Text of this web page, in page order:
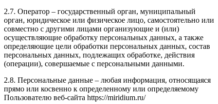
2.7. Оператор – государственный орган, муниципальный
орган, юридическое или физическое лицо, самостоятельно или
совместно с другими лицами организующие и (или)
осуществляющие обработку персональных данных, а также
определяющие цели обработки персональных данных, состав
персональных данных, подлежащих обработке, действия
(операции), совершаемые с персональными данными.
2.8. Персональные данные – любая информация, относящаяся
прямо или косвенно к определенному или определяемому
Пользователю веб-сайта https://miridium.ru/